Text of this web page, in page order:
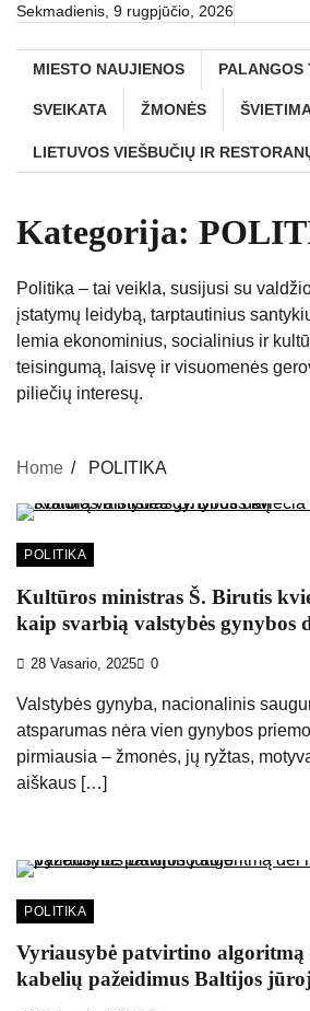
Skip
content
Sekmadienis, 9 rugpjūčio, 2026
MIESTO NAUJIENOS PALANGOS
SVEIKATA ŽMONĖS
LIETUVOS VIEŠBUČIŲ IR
Kategorija:
Politika – tai veikla, susijusi su
įstatymų leidybą, tarptautinius
lemia ekonominius, socialinius ir
teisingumą, laisvę ir visuomenės
piliečių interesų.
Home POLITIKA
POLITIKA
Kultūros ministras Š. Birutis
kaip svarbią valstybės gynybos
28 Vasario, 2025 0
Valstybės gynyba, nacionalinis
atsparumas nėra vien gynybos
pirmiausia – žmonės, jų ryžtas,
aiškaus […]
POLITIKA
Vyriausybė patvirtino algoritmą
kabelių pažeidimus Baltijos